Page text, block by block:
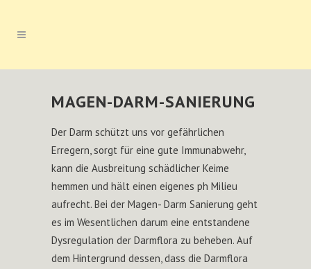
MAGEN-DARM-SANIERUNG
Der Darm schützt uns vor gefährlichen
Erregern, sorgt für eine gute Immunabwehr,
kann die Ausbreitung schädlicher Keime
hemmen und hält einen eigenes ph Milieu
aufrecht. Bei der Magen- Darm Sanierung geht
es im Wesentlichen darum eine entstandene
Dysregulation der Darmflora zu beheben. Auf
dem Hintergrund dessen, dass die Darmflora